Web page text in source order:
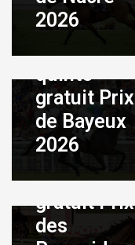
2026
Août 6, 2026
ADMIN
Pronostic
quinté
gratuit Prix
de Bayeux
2026
Août 4, 2026 | By
ADMIN
Pronostic
quinté
gratuit Prix
des